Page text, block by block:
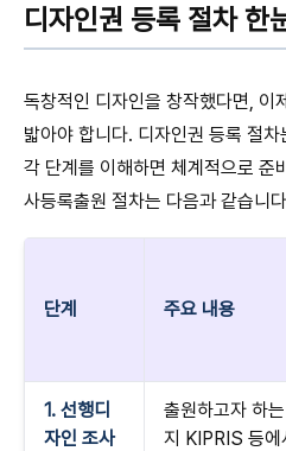
디자인권 등록 절차 한
독창적인 디자인을 창작했다면, 이
밟아야 합니다. 디자인권 등록 절
각 단계를 이해하면 체계적으로 준
사등록출원 절차는 다음과 같습니
단계 주요 내용
1. 선행디
자인 조사
출원하고자 하
지 KIPRIS 등에